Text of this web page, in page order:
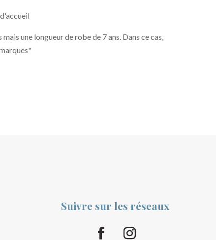
une longueur de robe de 7 ans. Dans ce cas,
Suivre sur les réseaux